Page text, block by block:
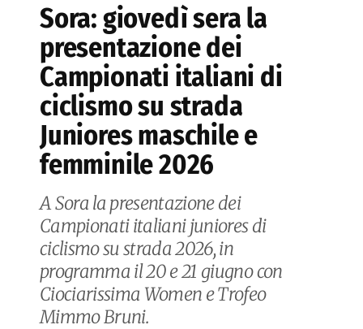
Sora: giovedì sera la
presentazione dei
Campionati italiani di
ciclismo su strada
Juniores maschile e
femminile 2026
A Sora la presentazione dei
Campionati italiani juniores di
ciclismo su strada 2026, in
programma il 20 e 21 giugno con
Ciociarissima Women e Trofeo
Mimmo Bruni.